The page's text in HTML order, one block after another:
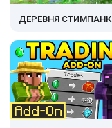
ДЕРЕВНЯ СТИМПАНК